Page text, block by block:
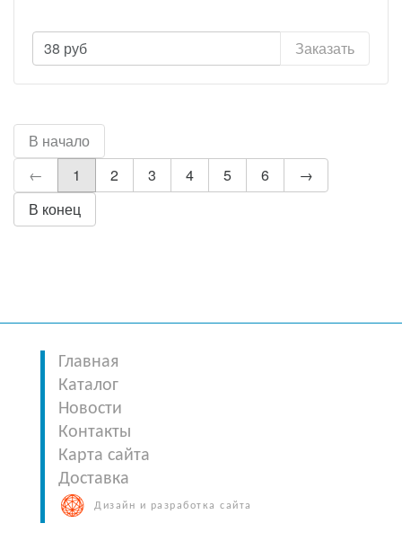
38 руб Заказать
В начало
←
1 2 3 4 5 6
→
В конец
Главная
Каталог
Новости
Контакты
Карта сайта
Доставка
Дизайн и разработка сайта